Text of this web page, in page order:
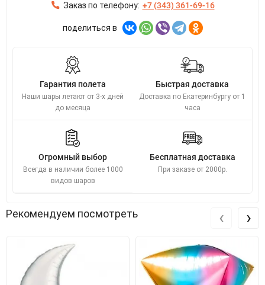
Заказ по телефону: +7 (343) 361-69-16
поделиться в
Гарантия полета
Наши шары летают от 3-х дней
до месяца
Быстрая доставка
Доставка по Екатеринбургу от 1
часа
Огромный выбор
Всегда в наличии более 1000
видов шаров
Бесплатная доставка
При заказе от 2000р.
Рекомендуем посмотреть ‹ ›